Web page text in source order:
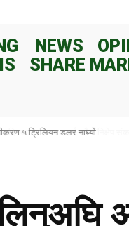
NEWS
SHARE
लागि १०० अर्ब रुपैयाँ निक्षेप संकलन